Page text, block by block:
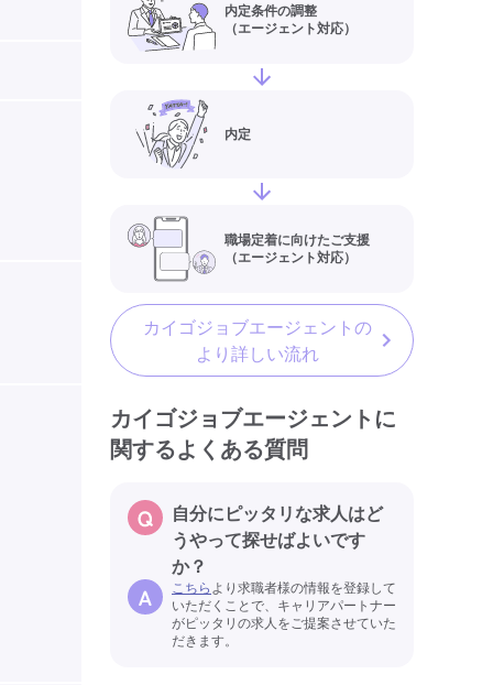
内定条件の調整
（エージェント対応）
内定
職場定着に向けたご支援
（エージェント対応）
カイゴジョブエージェントの
より詳しい流れ
カイゴジョブエージェントに
関するよくある質問
自分にピッタリな求人はど
うやって探せばよいです
か？
こちらより求職者様の情報を登録して
いただくことで、キャリアパートナー
がピッタリの求人をご提案させていた
だきます。